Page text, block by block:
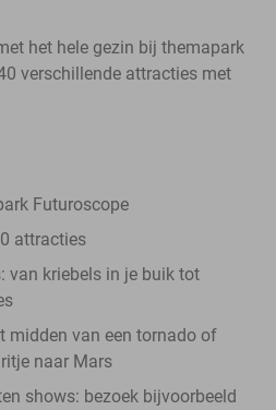
het hele gezin bij themapark
verschillende attracties met
Futuroscope
attracties
van kriebels in je buik tot
midden van een tornado of
naar Mars
shows: bezoek bijvoorbeeld